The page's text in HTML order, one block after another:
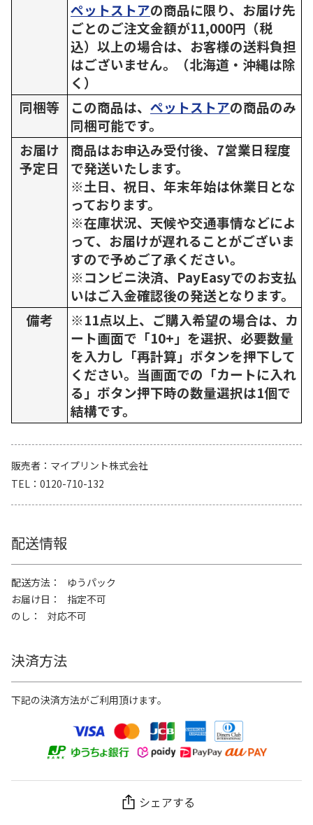
ペットストアの商品に限り、お届け先
ごとのご注文金額が11,000円（税
込）以上の場合は、お客様の送料負担
はございません。（北海道・沖縄は除
く）
同梱等
この商品は、 ペットストアの商品のみ
同梱可能です。
お届け
予定日
商品はお申込み受付後、7営業日程度
で発送いたします。
※土日、祝日、年末年始は休業日とな
っております。
※在庫状況、天候や交通事情などによ
って、お届けが遅れることがございま
すので予めご了承ください。
※コンビニ決済、PayEasyでのお支払
いはご入金確認後の発送となります。
備考
※11点以上、ご購入希望の場合は、カ
ート画面で「10+」を選択、必要数量
を入力し「再計算」ボタンを押下して
ください。当画面での「カートに入れ
る」ボタン押下時の数量選択は1個で
結構です。
販売者
マイプリント株式会社
TEL
0120-710-132
配送情報
配送方法
ゆうパック
お届け日
指定不可
のし
対応不可
決済方法
下記の決済方法がご利用頂けます。
シェアする